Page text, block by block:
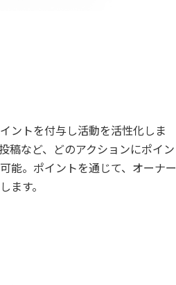
ントを付与し活動を活性化しま
稿など、どのアクションにポイン
能。ポイントを通じて、オーナー
ます。